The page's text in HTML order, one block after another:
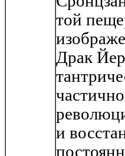
той
Драк
и